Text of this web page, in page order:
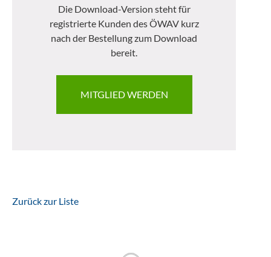
Die Download-Version steht für
registrierte Kunden des ÖWAV kurz
nach der Bestellung zum Download
bereit.
MITGLIED WERDEN
Zurück zur Liste